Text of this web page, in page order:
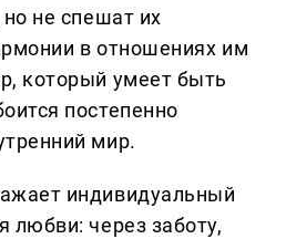
но не спешат их
в отношениях им
который умеет быть
постепенно
мир.
индивидуальный
любви: через заботу,